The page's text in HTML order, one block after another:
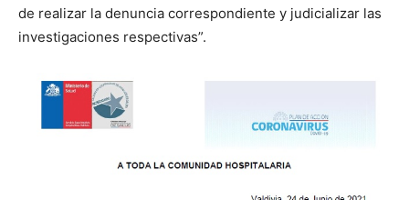
de realizar la denuncia correspondiente y judicializar las
investigaciones respectivas”.